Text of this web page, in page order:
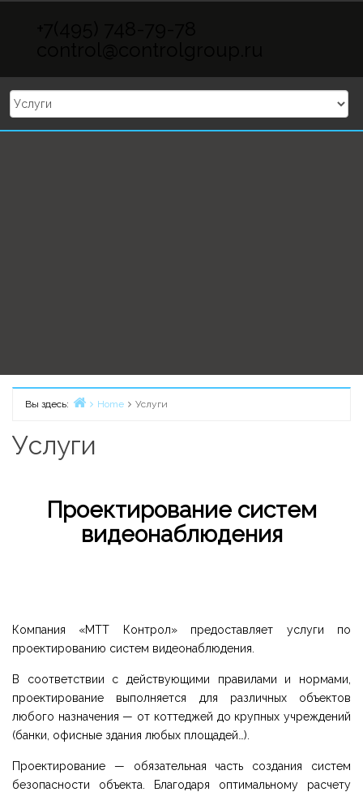
Вы здесь: Home Услуги
Услуги
Проектирование систем
видеонаблюдения
Компания «МТТ Контрол» предоставляет услуги по
проектированию систем видеонаблюдения.
В соответствии с действующими правилами и нормами,
проектирование выполняется для различных объектов
любого назначения — от коттеджей до крупных учреждений
(банки, офисные здания любых площадей…).
Проектирование — обязательная часть создания систем
безопасности объекта. Благодаря оптимальному расчету